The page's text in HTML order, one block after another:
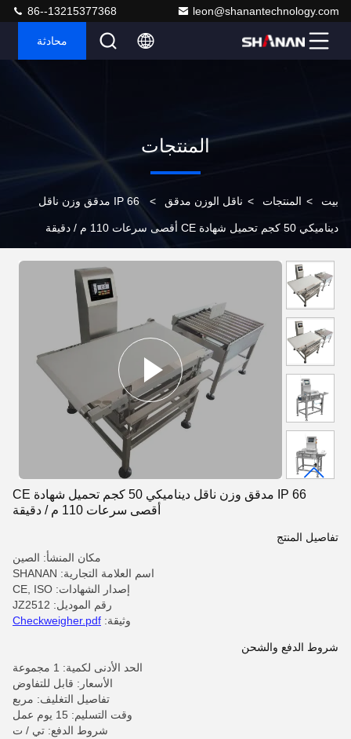
leon@shanantechnology.com
86--13215377368
محادثة
المنتجات
بيت > المنتجات > ناقل الوزن مدقق > IP 66 مدقق وزن ناقل
ديناميكي 50 كجم تحميل شهادة CE أقصى سرعات 110 م / دقيقة
IP 66 مدقق وزن ناقل ديناميكي 50 كجم تحميل شهادة CE
أقصى سرعات 110 م / دقيقة
تفاصيل المنتج
مكان المنشأ: الصين
اسم العلامة التجارية: SHANAN
إصدار الشهادات: CE, ISO
رقم الموديل: JZ2512
وثيقة: Checkweigher.pdf
شروط الدفع والشحن
الحد الأدنى لكمية: 1 مجموعة
الأسعار: قابل للتفاوض
تفاصيل التغليف: مربع
وقت التسليم: 15 يوم عمل
شروط الدفع: تي / ت